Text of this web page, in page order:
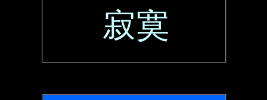
寂寞